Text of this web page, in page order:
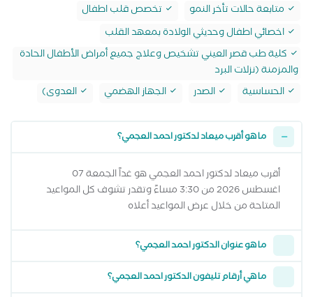
متابعة حالات تأخر النمو
تخصص قلب اطفال
اخصائي اطفال وحديثي الولادة بمعهد القلب
كلية طب قصر العيني تشخيص وعلاج جميع أمراض الأطفال الحادة
والمزمنة (نزلات البرد
الحساسية
الصدر الجهاز الهضمي العدوى)
ما هو أقرب ميعاد لدكتور احمد العجمي؟
أقرب ميعاد لدكتور احمد العجمي هو غداً الجمعة 07
اغسطس 2026 من 3:30 مساءً وتقدر تشوف كل المواعيد
المتاحة من خلال عرض المواعيد أعلاه
ما هو عنوان الدكتور احمد العجمي؟
ما هي أرقام تليفون الدكتور احمد العجمي؟